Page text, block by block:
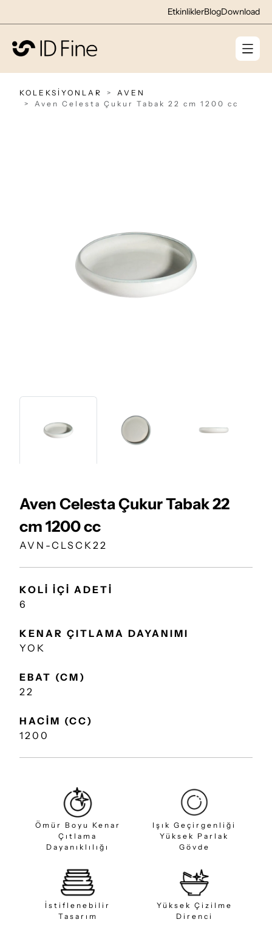
EtkinliklerBlogDownload
KOLEKSİYONLAR
AVEN
Aven Celesta Çukur Tabak 22 cm 1200 cc
Aven Celesta Çukur Tabak 22
cm 1200 cc
AVN-CLSCK22
KOLİ İÇİ ADETİ
6
KENAR ÇITLAMA DAYANIMI
YOK
EBAT (CM)
22
HACİM (CC)
1200
Ömür Boyu Kenar
Çıtlama
Dayanıklılığı
Işık Geçirgenliği
Yüksek Parlak
Gövde
İstiflenebilir
Tasarım
Yüksek Çizilme
Direnci